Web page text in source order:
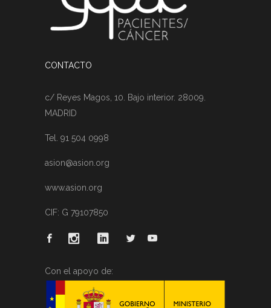
CONTACTO
c/ Reyes Magos, 10. Bajo interior. 28009.
MADRID
Tel. 91 504 0998
asion@asion.org
www.asion.org
CIF: G 79107850
Con el apoyo de: